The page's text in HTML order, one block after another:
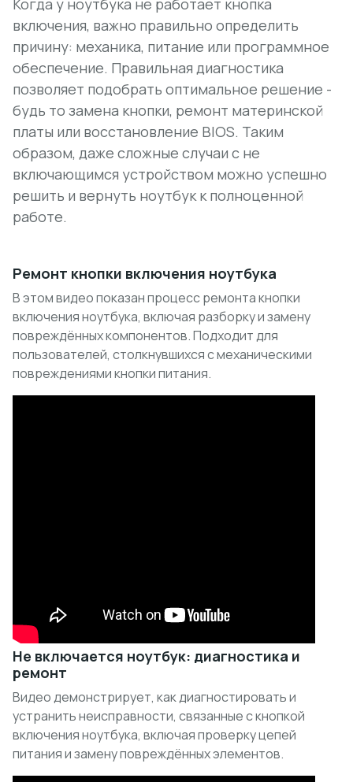
Когда у ноутбука не работает кнопка
включения, важно правильно определить
причину: механика, питание или программное
обеспечение. Правильная диагностика
позволяет подобрать оптимальное решение -
будь то замена кнопки, ремонт материнской
платы или восстановление BIOS. Таким
образом, даже сложные случаи с не
включающимся устройством можно успешно
решить и вернуть ноутбук к полноценной
работе.
Ремонт кнопки включения ноутбука
В этом видео показан процесс ремонта кнопки
включения ноутбука, включая разборку и замену
повреждённых компонентов. Подходит для
пользователей, столкнувшихся с механическими
повреждениями кнопки питания.
Не включается ноутбук: диагностика и
ремонт
Видео демонстрирует, как диагностировать и
устранить неисправности, связанные с кнопкой
включения ноутбука, включая проверку цепей
питания и замену повреждённых элементов.